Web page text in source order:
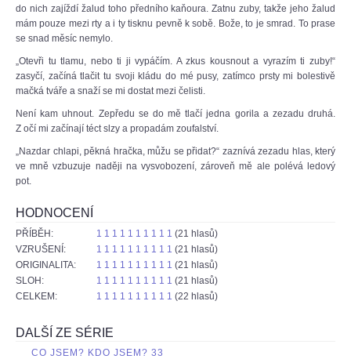
do nich zajíždí žalud toho předního kaňoura. Zatnu zuby, takže jeho žalud
mám pouze mezi rty a i ty tisknu pevně k sobě. Bože, to je smrad. To prase
se snad měsíc nemylo.
„Otevři tu tlamu, nebo ti ji vypáčím. A zkus kousnout a vyrazím ti zuby!“
zasyčí, začíná tlačit tu svoji kládu do mé pusy, zatímco prsty mi bolestivě
mačká tváře a snaží se mi dostat mezi čelisti.
Není kam uhnout. Zepředu se do mě tlačí jedna gorila a zezadu druhá.
Z očí mi začínají téct slzy a propadám zoufalství.
„Nazdar chlapi, pěkná hračka, můžu se přidat?“ zaznívá zezadu hlas, který
ve mně vzbuzuje naději na vysvobození, zároveň mě ale polévá ledový
pot.
HODNOCENÍ
PŘÍBĚH: 1 1 1 1 1 1 1 1 1 1 (21 hlasů)
VZRUŠENÍ:
1 1 1 1 1 1 1 1 1 1 (21 hlasů)
ORIGINALITA:
1 1 1 1 1 1 1 1 1 1 (21 hlasů)
SLOH:
1 1 1 1 1 1 1 1 1 1 (21 hlasů)
CELKEM:
1 1 1 1 1 1 1 1 1 1 (22 hlasů)
DALŠÍ ZE SÉRIE
CO JSEM? KDO JSEM? 33